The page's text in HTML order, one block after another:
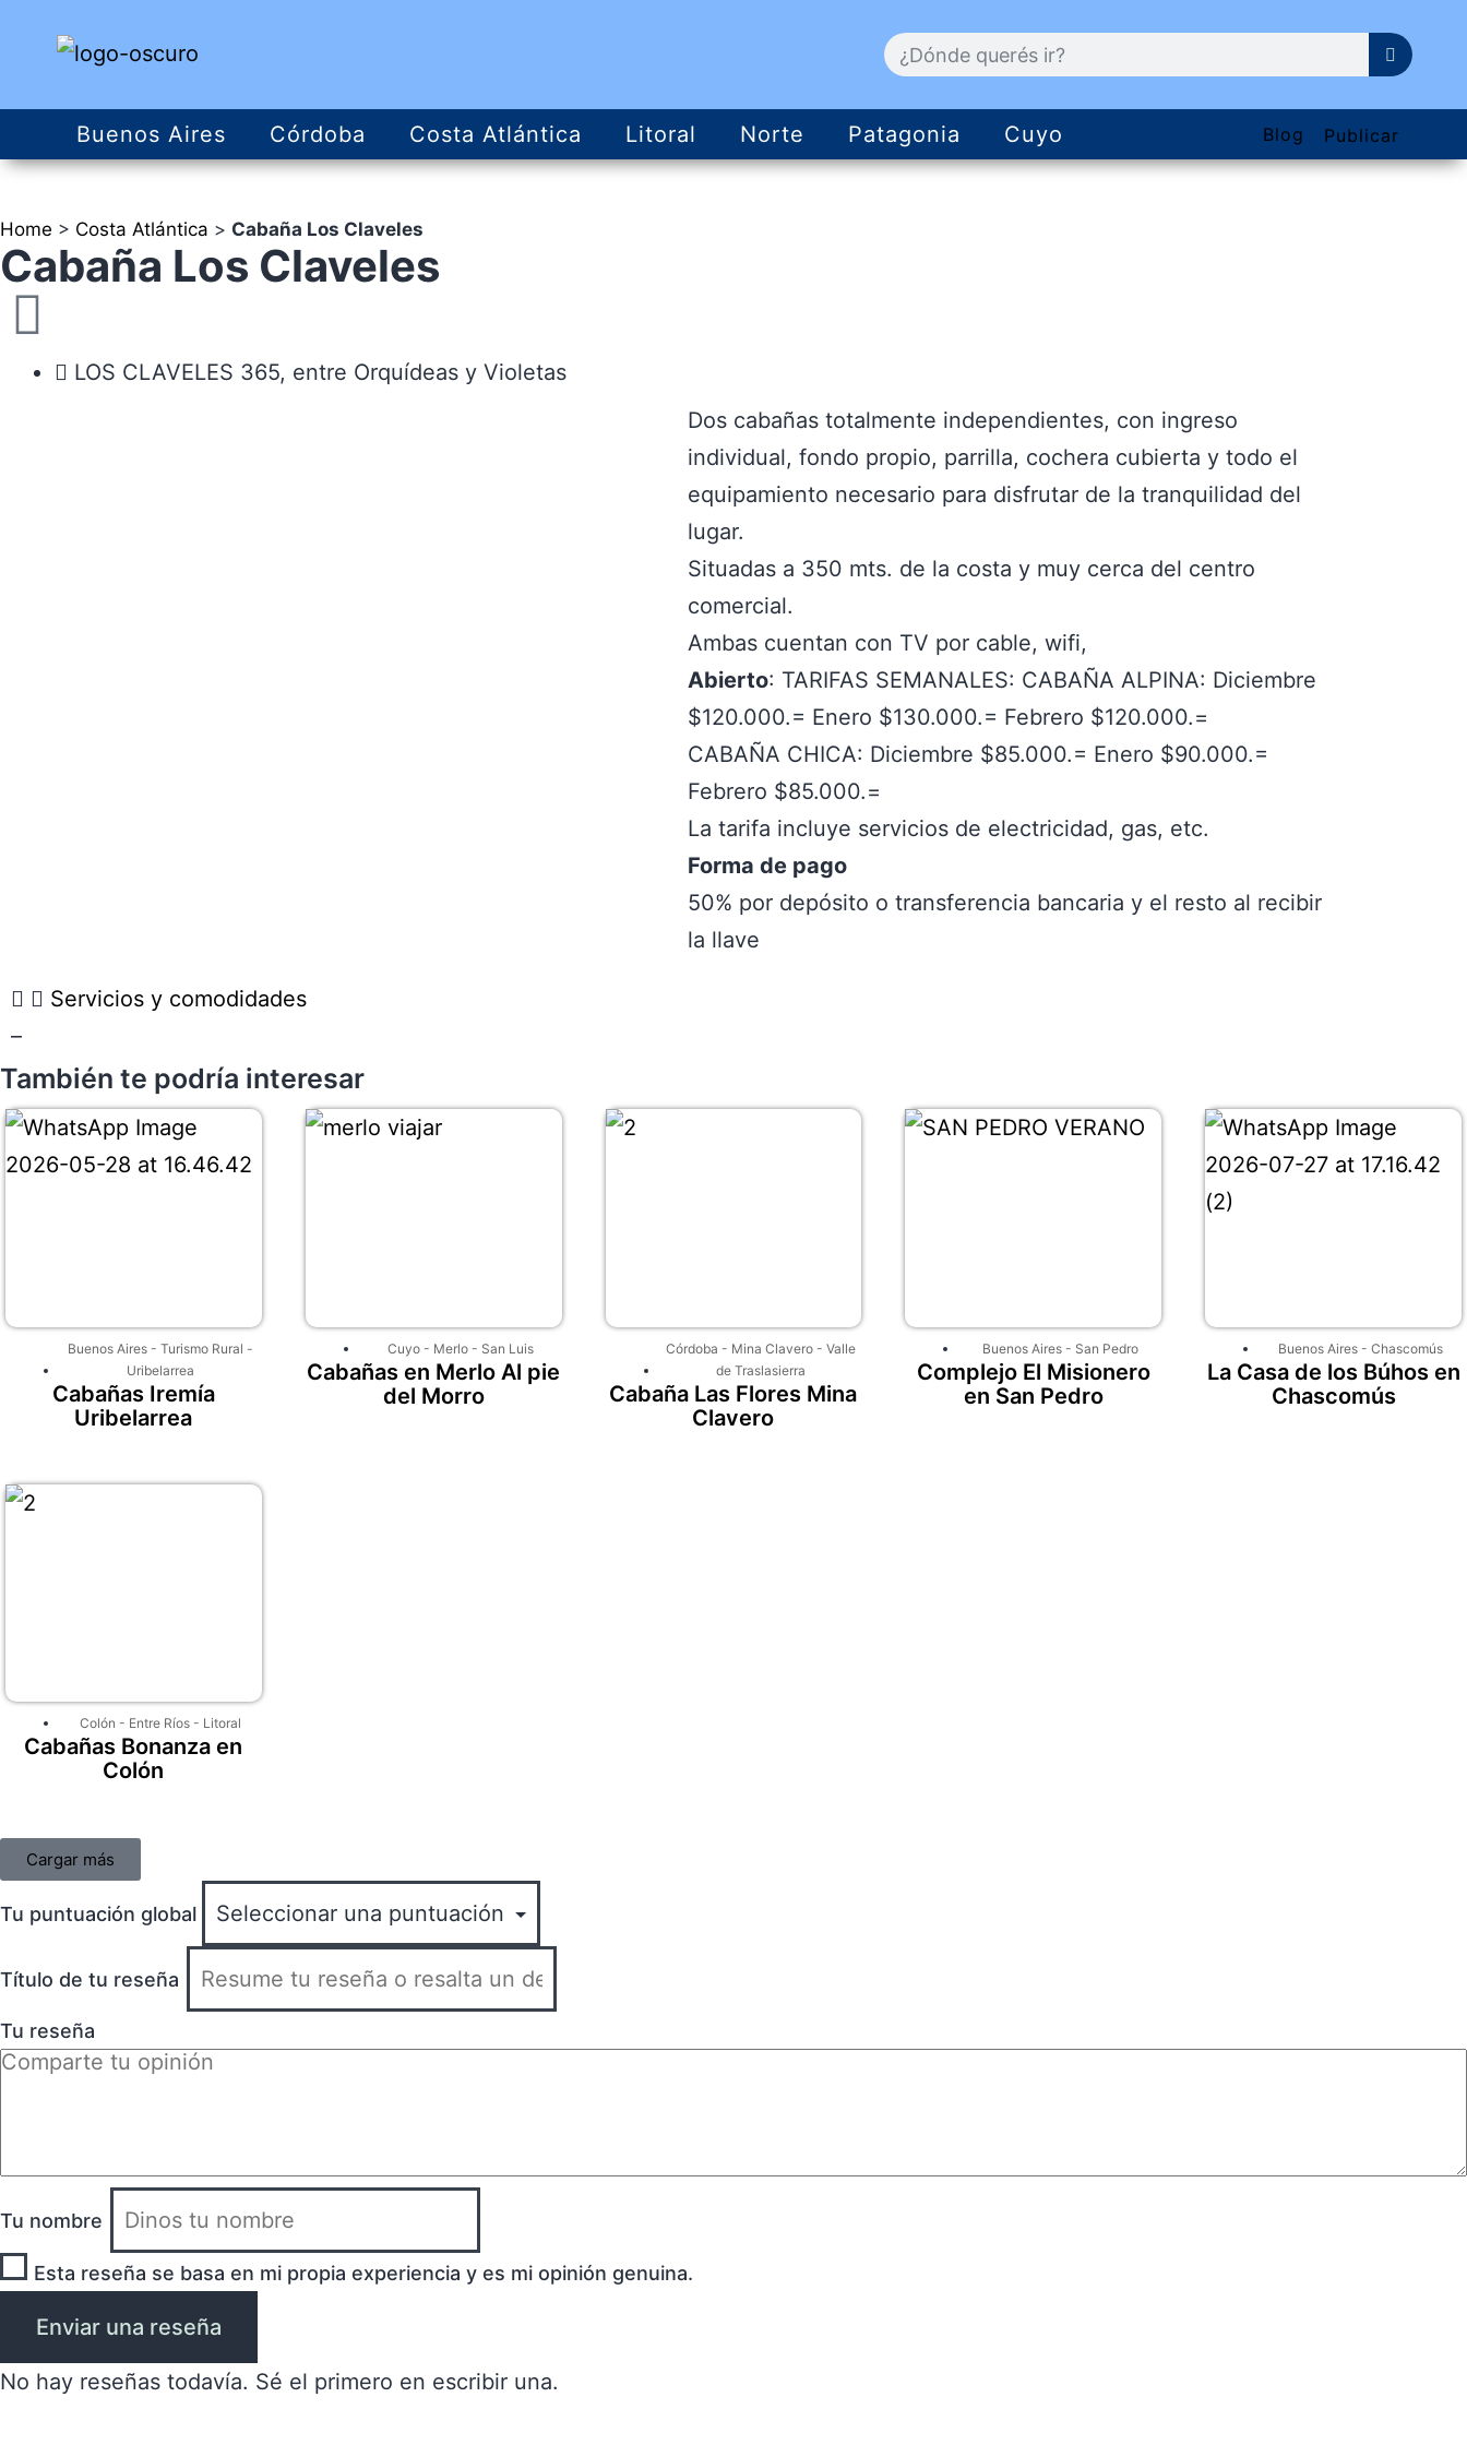
Buenos Aires Córdoba Costa Atlántica Litoral Norte Patagonia Cuyo Blog Publicar
Home > Costa Atlántica > Cabaña Los Claveles
Cabaña Los Claveles
LOS CLAVELES 365, entre Orquídeas y Violetas
Dos cabañas totalmente independientes, con ingreso
individual, fondo propio, parrilla, cochera cubierta y todo el
equipamiento necesario para disfrutar de la tranquilidad del
lugar.
Situadas a 350 mts. de la costa y muy cerca del centro
comercial.
Ambas cuentan con TV por cable, wifi,
Abierto: TARIFAS SEMANALES: CABAÑA ALPINA: Diciembre
$120.000.= Enero $130.000.= Febrero $120.000.=
CABAÑA CHICA: Diciembre $85.000.= Enero $90.000.=
Febrero $85.000.=
La tarifa incluye servicios de electricidad, gas, etc.
Forma de pago
50% por depósito o transferencia bancaria y el resto al recibir
la llave
Servicios y comodidades
–
También te podría interesar
Buenos Aires -Turismo Rural -
Uribelarrea
Cabañas Iremía
Uribelarrea
Cuyo - Merlo - San Luis
Cabañas en Merlo Al pie
del Morro
Córdoba - Mina Clavero- Valle
de Traslasierra
Cabaña Las Flores Mina
Clavero
Buenos Aires - San Pedro
Complejo El Misionero
en San Pedro
Buenos Aires -Chascomús
La Casa de los Búhos en
Chascomús
Colón - Entre Ríos - Litoral
Cabañas Bonanza en
Colón
Cargar más
Tu puntuación global
Título de tu reseña
Tu reseña
Tu nombre
Esta reseña se basa en mi propia experiencia y es mi opinión genuina.
Enviar una reseña
No hay reseñas todavía. Sé el primero en escribir una.